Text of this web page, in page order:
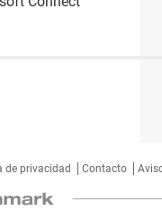
de privacidad Contacto